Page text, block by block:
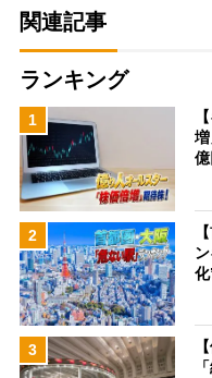
関連記事
ランキング
1
2
3